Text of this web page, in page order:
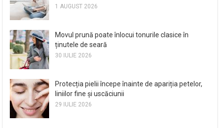
1 AUGUST 2026
Movul prună poate înlocui tonurile clasice în
ținutele de seară
30 IULIE 2026
Protecția pielii începe înainte de apariția petelor,
liniilor fine și uscăciunii
29 IULIE 2026